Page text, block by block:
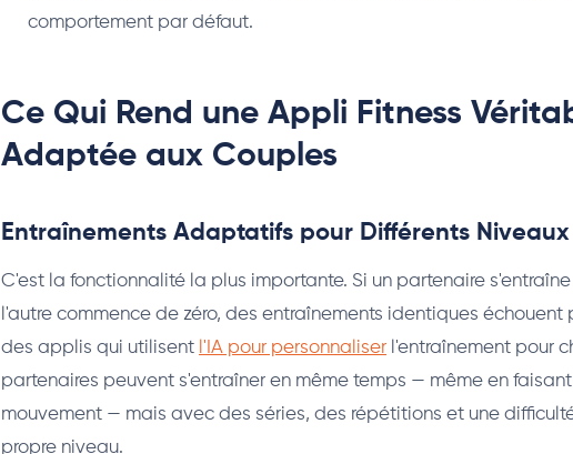
comportement par défaut.
Ce Qui Rend une Appli Fitness
Adaptée aux Couples
Entraînements Adaptatifs pour Différents Niveaux
C'est la fonctionnalité la plus importante. Si un partenaire
l'autre commence de zéro, des entraînements identiques échouent
des applis qui utilisent l'IA pour personnaliser l'entraînement pour
partenaires peuvent s'entraîner en même temps — même en
mouvement — mais avec des séries, des répétitions et une
propre niveau.